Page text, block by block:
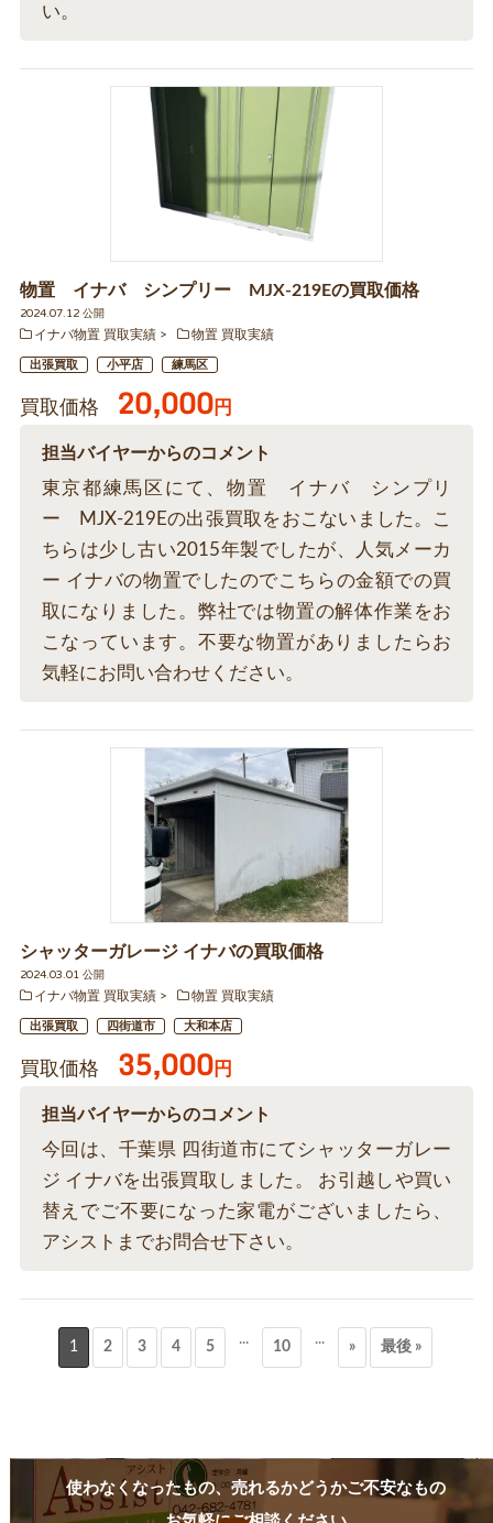
い。
物置 イナバ シンプリー MJX-219Eの買取価格
2024.07.12 公開
イナバ物置 買取実績
物置 買取実績
出張買取 小平店 練馬区
買取価格 20,000円
担当バイヤーからのコメント
東京都練馬区にて、物置 イナバ シンプリ
ー MJX-219Eの出張買取をおこないました。こ
ちらは少し古い2015年製でしたが、人気メーカ
ー イナバの物置でしたのでこちらの金額での買
取になりました。弊社では物置の解体作業をお
こなっています。不要な物置がありましたらお
気軽にお問い合わせください。
シャッターガレージ イナバの買取価格
2024.03.01 公開
イナバ物置 買取実績
物置 買取実績
出張買取 四街道市 大和本店
買取価格 35,000円
担当バイヤーからのコメント
今回は、千葉県 四街道市にてシャッターガレー
ジ イナバを出張買取しました。 お引越しや買い
替えでご不要になった家電がございましたら、
アシストまでお問合せ下さい。
1 2 3 4 5 ... 10 ... » 最後 »
使わなくなったもの、売れるかどうかご不安なもの